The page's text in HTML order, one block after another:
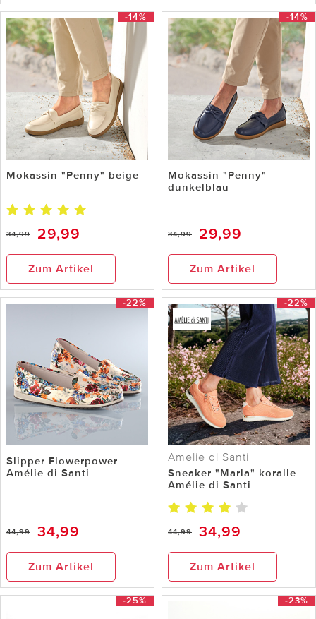
-14%
Mokassin "Penny" beige
34,99 29,99
Zum Artikel
-14%
Mokassin "Penny"
dunkelblau
34,99 29,99
Zum Artikel
-22%
Slipper Flowerpower
Amélie di Santi
44,99 34,99
Zum Artikel
-22%
Amelie di Santi
Sneaker "Marla" koralle
Amélie di Santi
44,99 34,99
Zum Artikel
-25% -23%